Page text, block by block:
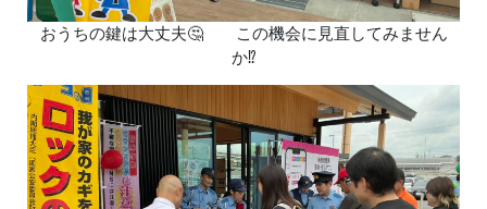
おうちの鍵は大丈夫🤔 この機会に見直してみません
か⁉️